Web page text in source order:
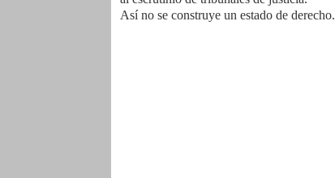
Así no se construye un estado de derecho.